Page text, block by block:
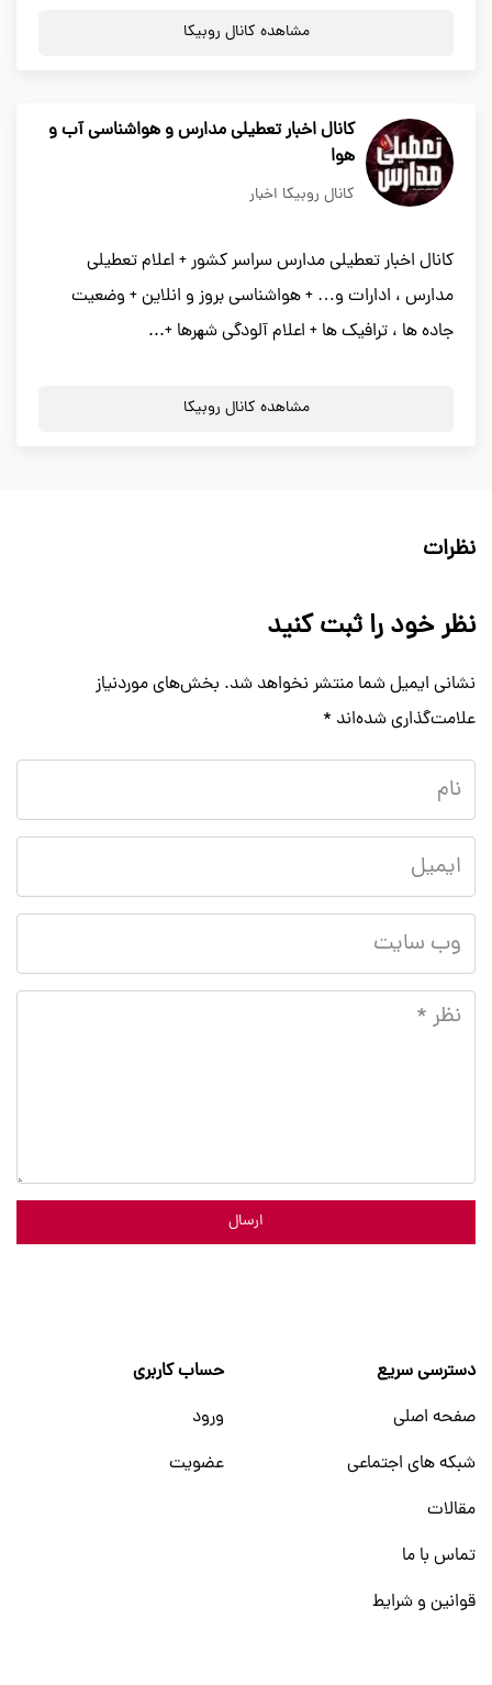
مشاهده کانال روبیکا
کانال اخبار تعطیلی مدارس و هواشناسی آب و
هوا
کانال روبیکا اخبار
کانال اخبار تعطیلی مدارس سراسر کشور + اعلام تعطیلی
مدارس ، ادارات و… + هواشناسی بروز و انلاین + وضعیت
جاده ها ، ترافیک ها + اعلام آلودگی شھرها +...
مشاهده کانال روبیکا
نظرات
نظر خود را ثبت کنید
نشانی ایمیل شما منتشر نخواهد شد. بخش‌های موردنیاز
علامت‌گذاری شده‌اند *
ارسال
دسترسی سریع
صفحه اصلی
شبکه های اجتماعی
مقالات
تماس با ما
قوانین و شرایط
حساب کاربری
ورود
عضویت